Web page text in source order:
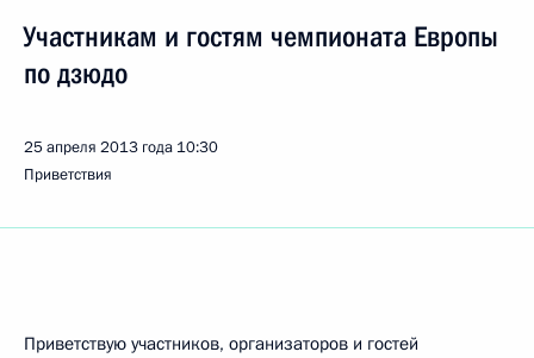
Участникам и гостям чемпионата Европы
по дзюдо
25 апреля 2013 года 10:30
Приветствия
Приветствую участников, организаторов и гостей